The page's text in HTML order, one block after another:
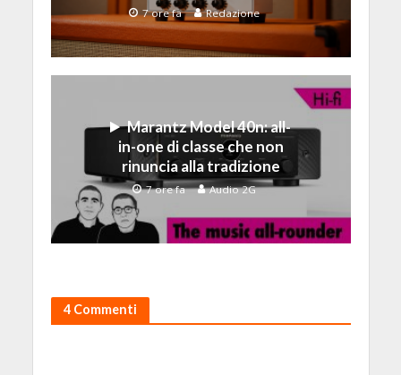
7 ore fa Redazione
Marantz Model 40n: all-
in-one di classe che non
rinuncia alla tradizione
7 ore fa Audio 2G
4 Commenti